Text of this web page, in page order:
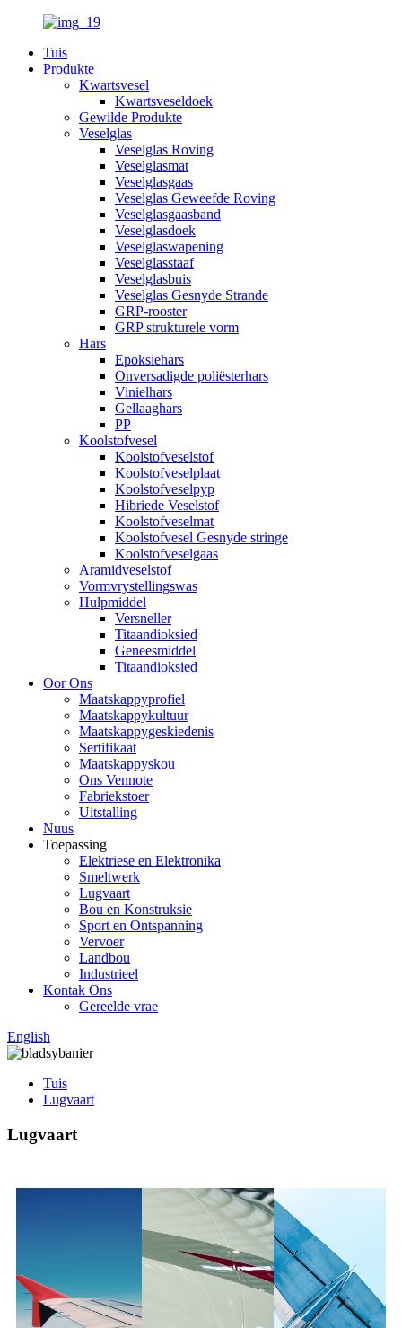
Tuis
Produkte
Kwartsvesel
Kwartsveseldoek
Gewilde Produkte
Veselglas
Veselglas Roving
Veselglasmat
Veselglasgaas
Veselglas Geweefde Roving
Veselglasgaasband
Veselglasdoek
Veselglaswapening
Veselglasstaaf
Veselglasbuis
Veselglas Gesnyde Strande
GRP-rooster
GRP strukturele vorm
Hars
Epoksiehars
Onversadigde poliësterhars
Vinielhars
Gellaaghars
PP
Koolstofvesel
Koolstofveselstof
Koolstofveselplaat
Koolstofveselpyp
Hibriede Veselstof
Koolstofveselmat
Koolstofvesel Gesnyde stringe
Koolstofveselgaas
Aramidveselstof
Vormvrystellingswas
Hulpmiddel
Versneller
Titaandioksied
Geneesmiddel
Titaandioksied
Oor Ons
Maatskappyprofiel
Maatskappykultuur
Maatskappygeskiedenis
Sertifikaat
Maatskappyskou
Ons Vennote
Fabriekstoer
Uitstalling
Nuus
Toepassing
Elektriese en Elektronika
Smeltwerk
Lugvaart
Bou en Konstruksie
Sport en Ontspanning
Vervoer
Landbou
Industrieel
Kontak Ons
Gereelde vrae
English
Tuis
Lugvaart
Lugvaart